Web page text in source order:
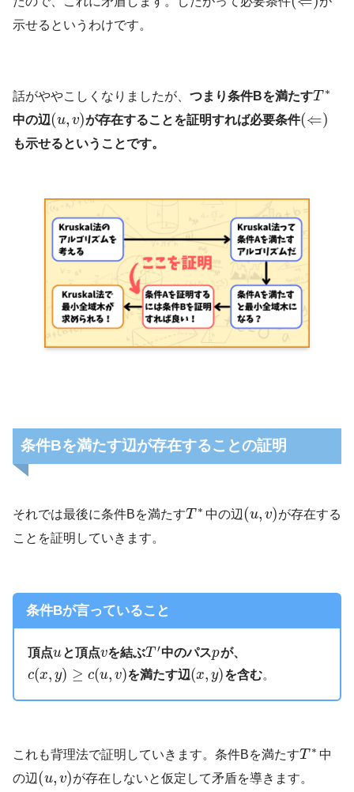
示せるというわけです。
話がややこしくなりましたが、 つまり条件Bを満たすT ∗
中の辺(u, v)が存在することを証明すれば必要条件(⇐)
も示せるということです。
条件Bを満たす辺が存在することの証明
それでは最後に条件Bを満たすT ∗ 中の辺 (u, v)が存在する
ことを証明していきます。
条件Bが言っていること
頂点uと頂点vを結ぶT ′中のパスpが、
c(x, y) ≥ c(u, v)を満たす辺(x, y)を含む。
これも背理法で証明していきます。条件Bを満たすT ∗ 中
の辺 (u, v)が存在しないと仮定して矛盾を導きます。